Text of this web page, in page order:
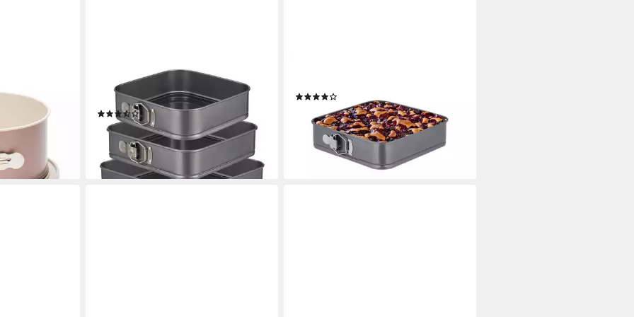
hohem
- für
und Torten
bei dir
Springform Quadratische Springform
im 3er Set
(116)
18,99 € UVP39,99 €
-53%
lieferbar - in 2-3 Werktagen bei dir
19,99 € UVP39,99 €
-50%
lieferbar - in 2-3 Werktagen bei dir